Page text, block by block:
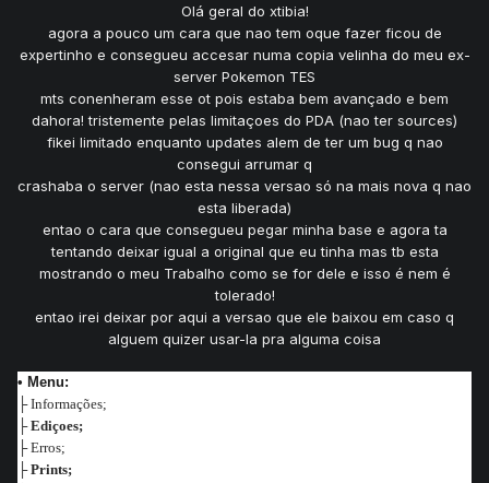
Olá geral do xtibia!
agora a pouco um cara que nao tem oque fazer ficou de
expertinho e consegueu accesar numa copia velinha do meu ex-
server Pokemon TES
mts conenheram esse ot pois estaba bem avançado e bem
dahora! tristemente pelas limitaçoes do PDA (nao ter sources)
fikei limitado enquanto updates alem de ter um bug q nao
consegui arrumar q
crashaba o server (nao esta nessa versao só na mais nova q nao
esta liberada)
entao o cara que consegueu pegar minha base e agora ta
tentando deixar igual a original que eu tinha mas tb esta
mostrando o meu Trabalho como se for dele e isso é nem é
tolerado!
entao irei deixar por aqui a versao que ele baixou em caso q
alguem quizer usar-la pra alguma coisa
• Menu:
├ Informações;
├ Ediçoes;
├ Erros;
├ Prints;